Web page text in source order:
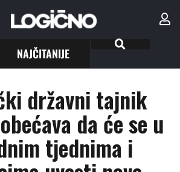
NAJČITANIJE
državni tajnik
da će se u
tjednima i